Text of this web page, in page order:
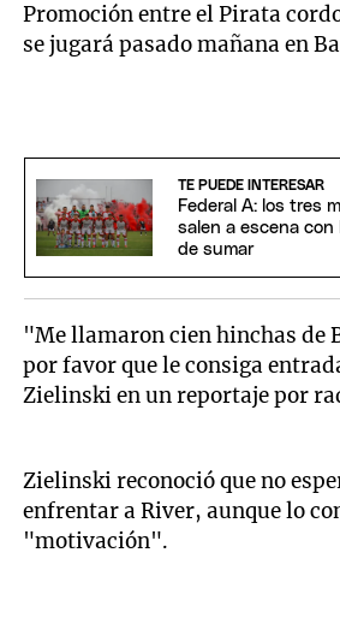
Promoción entre el Pirata
se jugará pasado mañana en
TE PUEDE INTERESAR
Federal A: los tres
salen a escena con
de sumar
"Me llamaron cien hinchas de
por favor que le consiga
Zielinski en un reportaje por
Zielinski reconoció que no
enfrentar a River, aunque lo
"motivación".